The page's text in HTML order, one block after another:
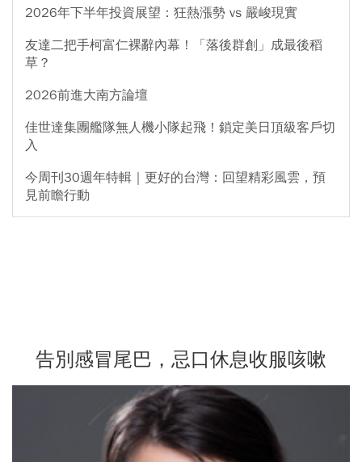
2026年下半年投資展望：狂熱漲勢 vs 嚴峻現實
友達二把手柯富仁裸辭內幕！「落後群創」成最後稻
草？
2026前進大南方論壇
佳世達集團艦隊無人機小隊起飛！鎖定美日頂級客戶切
入
今周刊30週年特輯｜更好的台灣：回望精彩風雲，預
見前瞻行動
告別感冒尾巴，忌口休息收服咳嗽